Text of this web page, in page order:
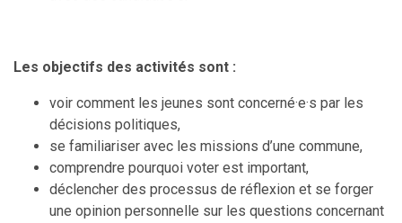
Les objectifs des activités sont :
voir comment les jeunes sont concerné·e·s par les
décisions politiques,
se familiariser avec les missions d’une commune,
comprendre pourquoi voter est important,
déclencher des processus de réflexion et se forger
une opinion personnelle sur les questions concernant